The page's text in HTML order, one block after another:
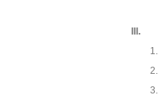
III.
1.
2.
3.